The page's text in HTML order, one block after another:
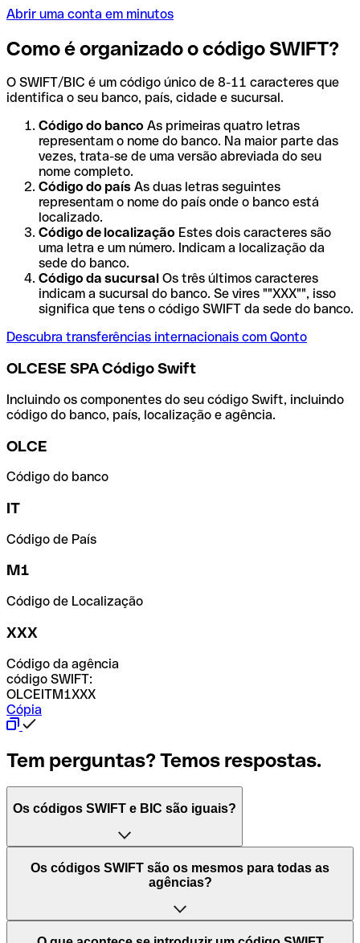
Abrir uma conta em minutos
Como é organizado o código SWIFT?
O SWIFT/BIC é um código único de 8-11 caracteres que
identifica o seu banco, país, cidade e sucursal.
Código do banco As primeiras quatro letras
representam o nome do banco. Na maior parte das
vezes, trata-se de uma versão abreviada do seu
nome completo.
Código do país As duas letras seguintes
representam o nome do país onde o banco está
localizado.
Código de localização Estes dois caracteres são
uma letra e um número. Indicam a localização da
sede do banco.
Código da sucursal Os três últimos caracteres
indicam a sucursal do banco. Se vires ""XXX"", isso
significa que tens o código SWIFT da sede do banco.
Descubra transferências internacionais com Qonto
OLCESE SPA Código Swift
Incluindo os componentes do seu código Swift, incluindo
código do banco, país, localização e agência.
OLCE
Código do banco
IT
Código de País
M1
Código de Localização
XXX
Código da agência
código SWIFT:
OLCEITM1XXX
Cópia
Tem perguntas? Temos respostas.
Os códigos SWIFT e BIC são iguais?
O acrónimo SWIFT significa "Society for Worldwide
Interbank Financial Telecommunication (Sociedade para
Mundiais)". Trata-se de uma rede mundial onde se
processam pagamentos entre países. Por outro lado, BIC
Os códigos SWIFT são os mesmos para todas as
agências?